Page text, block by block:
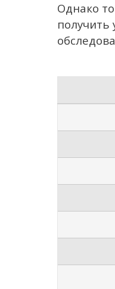
Однако
получить